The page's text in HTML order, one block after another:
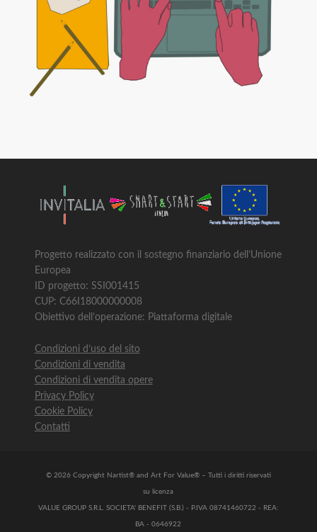
Progetto realizzato con il sostegno finanziario dell’Unione
Europea
ID progetto: SSI001415
CUP: C66I18000000008
Obiettivo dell’operazione: Piattaforma digitale
Condizioni d’uso del sito
Condizioni di vendita
Condizioni di vendita opere
Privacy Policy
Cookie Policy
Contatti
© 2026 Copyright Nartist® and Art For Value® – Tutti i diritti riservati
su licenza
VALUE GROUP S.R.L. SOCIETA' BENEFIT (S.B.) - P.IVA 08741460722 - REA:
BA - 0646922